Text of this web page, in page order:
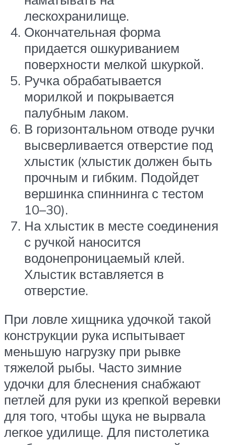
лескохранилище.
Окончательная форма
придается ошкуриванием
поверхности мелкой шкуркой.
Ручка обрабатывается
морилкой и покрывается
палубным лаком.
В горизонтальном отводе ручки
высверливается отверстие под
хлыстик (хлыстик должен быть
прочным и гибким. Подойдет
вершинка спиннинга с тестом
10–30).
На хлыстик в месте соединения
с ручкой наносится
водонепроницаемый клей.
Хлыстик вставляется в
отверстие.
При ловле хищника удочкой такой
конструкции рука испытывает
меньшую нагрузку при рывке
тяжелой рыбы. Часто зимние
удочки для блеснения снабжают
петлей для руки из крепкой веревки
для того, чтобы щука не вырвала
легкое удилище. Для пистолетика